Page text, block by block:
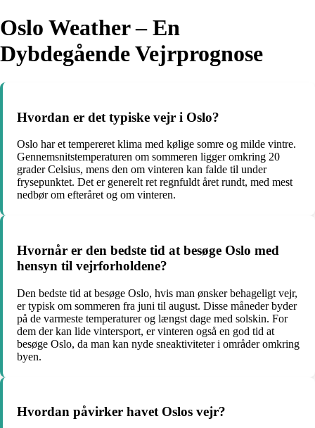
Oslo Weather – En
Dybdegående Vejrprognose
Hvordan er det typiske vejr i Oslo?
Oslo har et tempereret klima med kølige somre og milde vintre.
Gennemsnitstemperaturen om sommeren ligger omkring 20
grader Celsius, mens den om vinteren kan falde til under
frysepunktet. Det er generelt ret regnfuldt året rundt, med mest
nedbør om efteråret og om vinteren.
Hvornår er den bedste tid at besøge Oslo med
hensyn til vejrforholdene?
Den bedste tid at besøge Oslo, hvis man ønsker behageligt vejr,
er typisk om sommeren fra juni til august. Disse måneder byder
på de varmeste temperaturer og længst dage med solskin. For
dem der kan lide vintersport, er vinteren også en god tid at
besøge Oslo, da man kan nyde sneaktiviteter i områder omkring
byen.
Hvordan påvirker havet Oslos vejr?